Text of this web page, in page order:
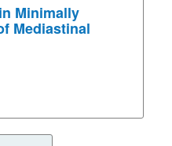
Minimally
Mediastinal